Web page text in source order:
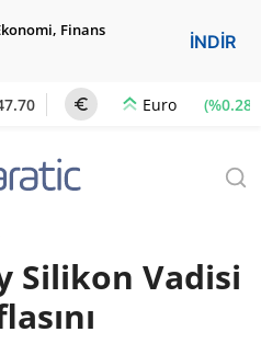
Finans
İNDİR
Euro (%0.28)
Silikon Vadisi